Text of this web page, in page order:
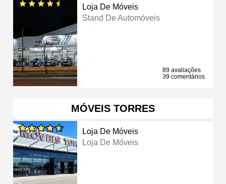
Loja De Móveis
Stand De Automóveis
89 avaliações
39 comentários
MÓVEIS TORRES
Loja De Móveis
Loja De Móveis